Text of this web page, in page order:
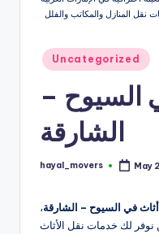
المنازل والمكاتب والفلل
Posted
in
Uncategorized
السيوح –
الشارقة
Posted
hayal_movers May
في السيوح – الشارقة،
لك خدمات نقل الأثاث